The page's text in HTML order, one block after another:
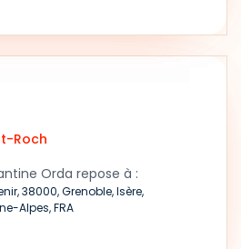
Roch
Orda repose à :
38000, Grenoble, Isère,
Alpes, FRA